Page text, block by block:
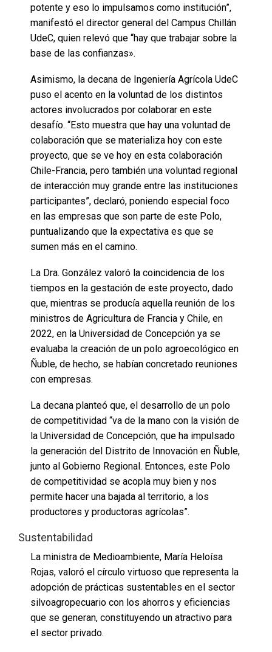
potente y eso lo impulsamos como institución”,
manifestó el director general del Campus Chillán
UdeC, quien relevó que “hay que trabajar sobre la
base de las confianzas».
Asimismo, la decana de Ingeniería Agrícola UdeC
puso el acento en la voluntad de los distintos
actores involucrados por colaborar en este
desafío. “Esto muestra que hay una voluntad de
colaboración que se materializa hoy con este
proyecto, que se ve hoy en esta colaboración
Chile-Francia, pero también una voluntad regional
de interacción muy grande entre las instituciones
participantes”, declaró, poniendo especial foco
en las empresas que son parte de este Polo,
puntualizando que la expectativa es que se
sumen más en el camino.
La Dra. González valoró la coincidencia de los
tiempos en la gestación de este proyecto, dado
que, mientras se producía aquella reunión de los
ministros de Agricultura de Francia y Chile, en
2022, en la Universidad de Concepción ya se
evaluaba la creación de un polo agroecológico en
Ñuble, de hecho, se habían concretado reuniones
con empresas.
La decana planteó que, el desarrollo de un polo
de competitividad “va de la mano con la visión de
la Universidad de Concepción, que ha impulsado
la generación del Distrito de Innovación en Ñuble,
junto al Gobierno Regional. Entonces, este Polo
de competitividad se acopla muy bien y nos
permite hacer una bajada al territorio, a los
productores y productoras agrícolas”.
Sustentabilidad
La ministra de Medioambiente, María Heloísa
Rojas, valoró el círculo virtuoso que representa la
adopción de prácticas sustentables en el sector
silvoagropecuario con los ahorros y eficiencias
que se generan, constituyendo un atractivo para
el sector privado.